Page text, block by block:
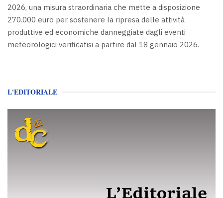
2026, una misura straordinaria che mette a disposizione
270.000 euro per sostenere la ripresa delle attività
produttive ed economiche danneggiate dagli eventi
meteorologici verificatisi a partire dal 18 gennaio 2026.
L'EDITORIALE